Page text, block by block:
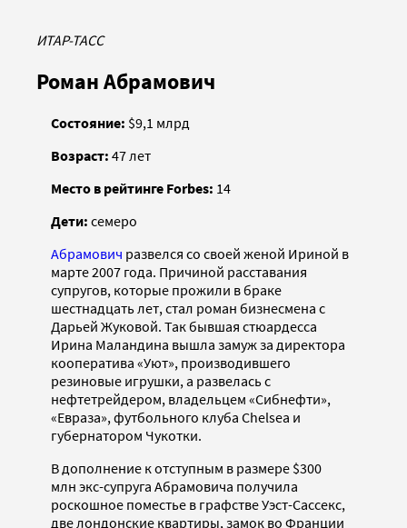
ИТАР-ТАСС
Роман Абрамович
Состояние: $9,1 млрд
Возраст: 47 лет
Место в рейтинге Forbes: 14
Дети: cемеро
Абрамович развелся со своей женой Ириной в
марте 2007 года. Причиной расставания
супругов, которые прожили в браке
шестнадцать лет, стал роман бизнесмена с
Дарьей Жуковой. Так бывшая стюардесса
Ирина Маландина вышла замуж за директора
кооператива «Уют», производившего
резиновые игрушки, а развелась с
нефтетрейдером, владельцем «Сибнефти»,
«Евраза», футбольного клуба Chelsea и
губернатором Чукотки.
В дополнение к отступным в размере $300
млн экс-супруга Абрамовича получила
роскошное поместье в графстве Уэст-Сассекс,
две лондонские квартиры, замок во Франции